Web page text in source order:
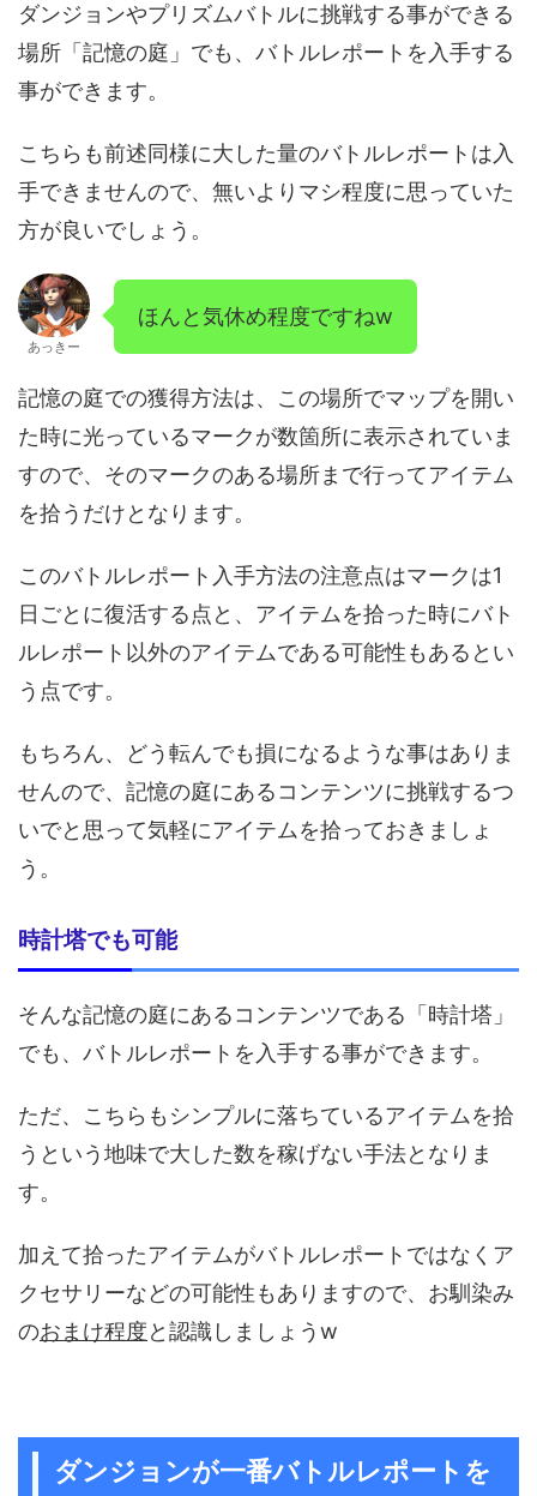
ダンジョンやプリズムバトルに挑戦する事ができる
場所「記憶の庭」でも、バトルレポートを入手する
事ができます。
こちらも前述同様に大した量のバトルレポートは入
手できませんので、無いよりマシ程度に思っていた
方が良いでしょう。
あっきー
ほんと気休め程度ですねw
記憶の庭での獲得方法は、この場所でマップを開い
た時に光っているマークが数箇所に表示されていま
すので、そのマークのある場所まで行ってアイテム
を拾うだけとなります。
このバトルレポート入手方法の注意点はマークは1
日ごとに復活する点と、アイテムを拾った時にバト
ルレポート以外のアイテムである可能性もあるとい
う点です。
もちろん、どう転んでも損になるような事はありま
せんので、記憶の庭にあるコンテンツに挑戦するつ
いでと思って気軽にアイテムを拾っておきましょ
う。
時計塔でも可能
そんな記憶の庭にあるコンテンツである「時計塔」
でも、バトルレポートを入手する事ができます。
ただ、こちらもシンプルに落ちているアイテムを拾
うという地味で大した数を稼げない手法となりま
す。
加えて拾ったアイテムがバトルレポートではなくア
クセサリーなどの可能性もありますので、お馴染み
のおまけ程度と認識しましょうw
ダンジョンが一番バトルレポートを